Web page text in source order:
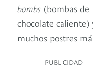
bombs (bombas de
chocolate caliente)
muchos postres
PUBLICIDAD